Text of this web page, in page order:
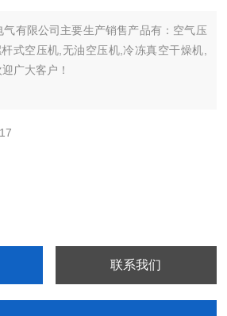
气有限公司主要生产销售产品有：空气压
式空压机,无油空压机,冷冻真空干燥机,
广大客户！
联系我们